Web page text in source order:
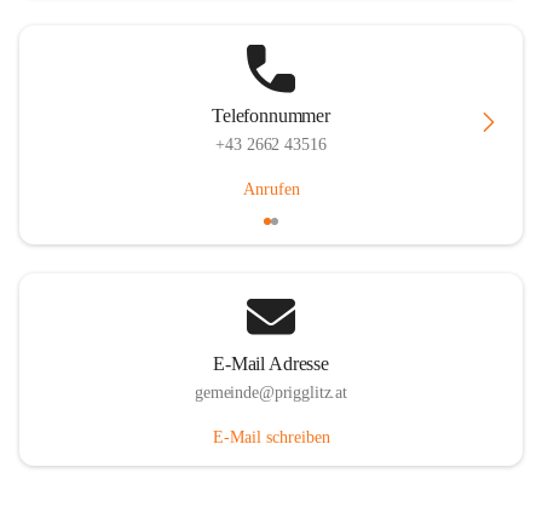
Telefonnummer
+43 2662 43516
Anrufen
E-Mail Adresse
gemeinde@prigglitz.at
E-Mail schreiben